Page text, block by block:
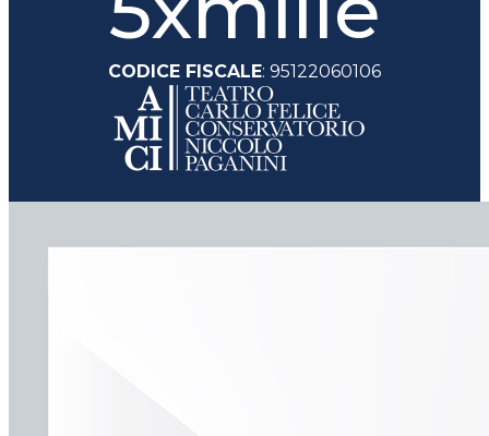
CODICE FISCALE: 95122060106